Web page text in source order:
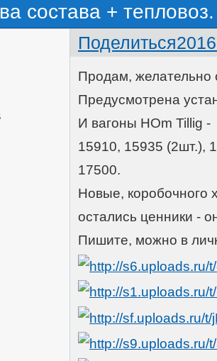
состава +
Поделиться
Продам, желательно
Предусмотрена
И вагоны HOm Tillig -
15910, 15935 (2шт.),
17500.
Новые, коробочного
остались ценники -
Пишите, можно в